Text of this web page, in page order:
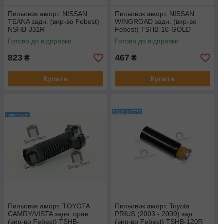
Пильовик аморт. NISSAN
TEANA задн. (вир-во Febest)
NSHB-J31R
Готово до відправки
823 ₴
Купити
Пильовик аморт. NISSAN
WINGROAD задн. (вир-во
Febest) TSHB-16-GOLD
Готово до відправки
467 ₴
Купити
Пильовик аморт. TOYOTA
CAMRY/VISTA задн. прав.
(вир-во Febest) TSHB-
Пильовик аморт. Toyota
PRIUS (2003 - 2009) зад.
(вир-во Febest) TSHB-120R